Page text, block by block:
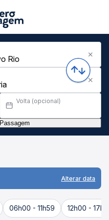
Volta (opcional)
Alterar data
06h00 - 11h59 12h00 -